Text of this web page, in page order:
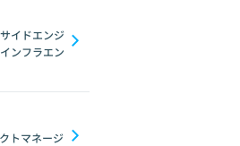
石川県
Redis
イドエンジ
ンフラエン
トマネージ